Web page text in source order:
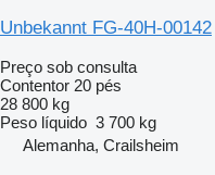
Unbekannt FG-40H-00142
Preço sob consulta
Contentor 20 pés
28 800 kg
Peso líquido 3 700 kg
Alemanha, Crailsheim